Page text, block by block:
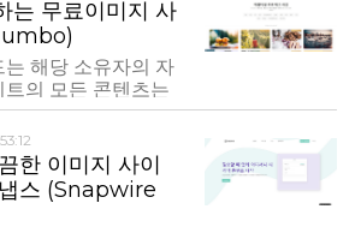
main pillars:
user
the most
Experts -
and write
and personal
Community
는 무료이미지 사
해당 소유자의 자
이 있는 그대로제공
사진은 무료로 다
있지만 일부 사진
사용 동의서가 없
저작권이있는 브
한 이미지 사이
스 (Snapwire